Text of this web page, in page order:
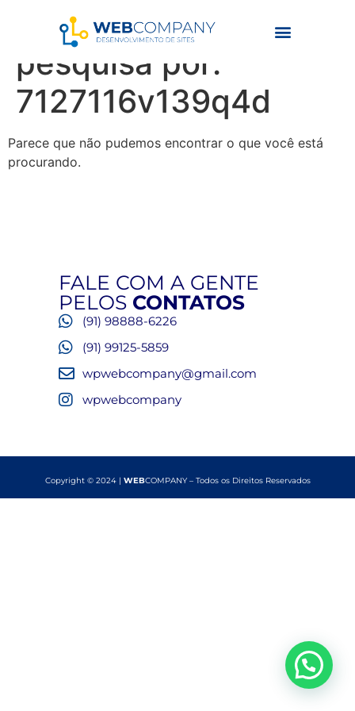
Resultados da
pesquisa por:
7127116v139q4d
Parece que não pudemos encontrar o que você está
procurando.
FALE COM A GENTE
PELOS CONTATOS
(91) 98888-6226
(91) 99125-5859
wpwebcompany@gmail.com
wpwebcompany
Copyright © 2024 | WEBCOMPANY – Todos os Direitos Reservados